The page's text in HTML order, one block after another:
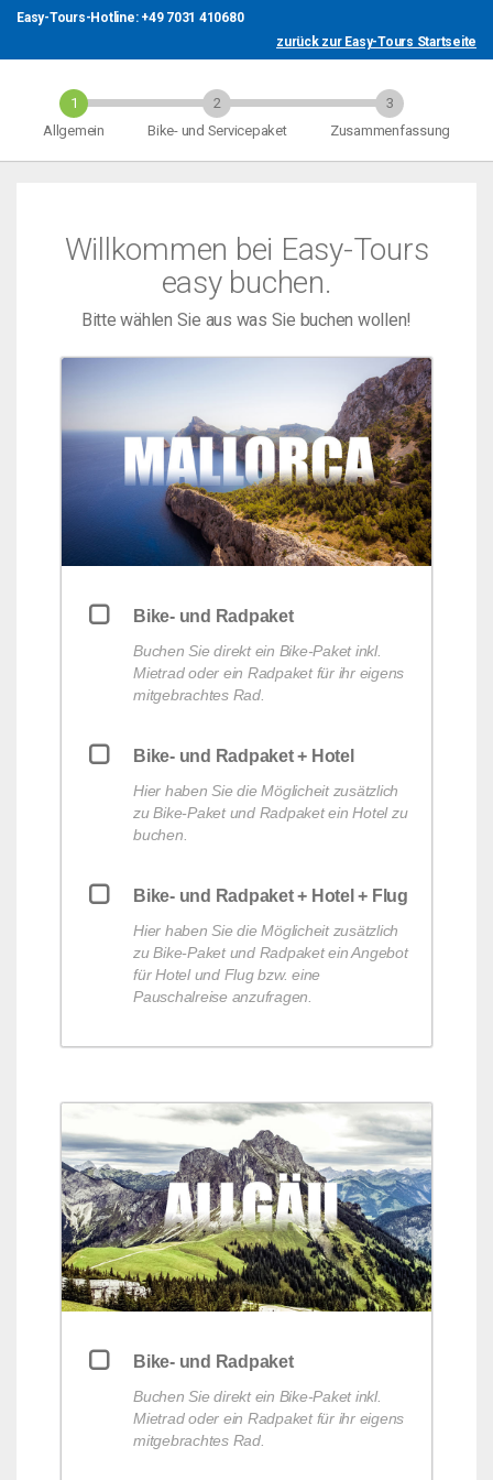
Easy-Tours-Hotline: +49 7031 410680
zurück zur Easy-Tours Startseite
Allgemein Bike- und Servicepaket Zusammenfassung
Willkommen bei Easy-Tours
easy buchen.
Bitte wählen Sie aus was Sie buchen wollen!
Bike- und Radpaket
Buchen Sie direkt ein Bike-Paket inkl.
Mietrad oder ein Radpaket für ihr eigens
mitgebrachtes Rad.
Bike- und Radpaket + Hotel
Hier haben Sie die Möglicheit zusätzlich
zu Bike-Paket und Radpaket ein Hotel zu
buchen.
Bike- und Radpaket + Hotel + Flug
Hier haben Sie die Möglicheit zusätzlich
zu Bike-Paket und Radpaket ein Angebot
für Hotel und Flug bzw. eine
Pauschalreise anzufragen.
Bike- und Radpaket
Buchen Sie direkt ein Bike-Paket inkl.
Mietrad oder ein Radpaket für ihr eigens
mitgebrachtes Rad.